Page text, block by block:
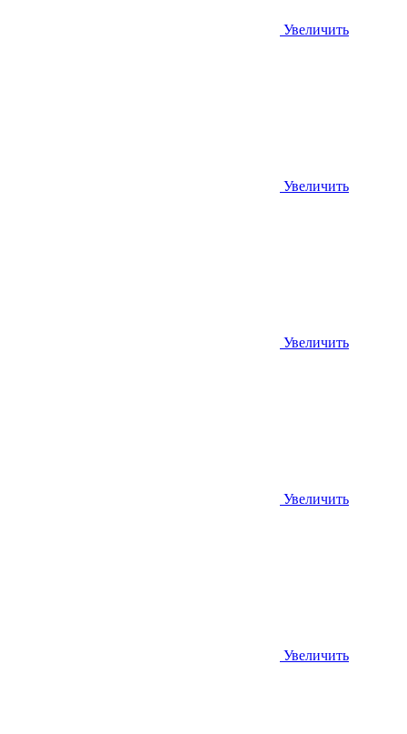
Увеличить
Увеличить
Увеличить
Увеличить
Увеличить